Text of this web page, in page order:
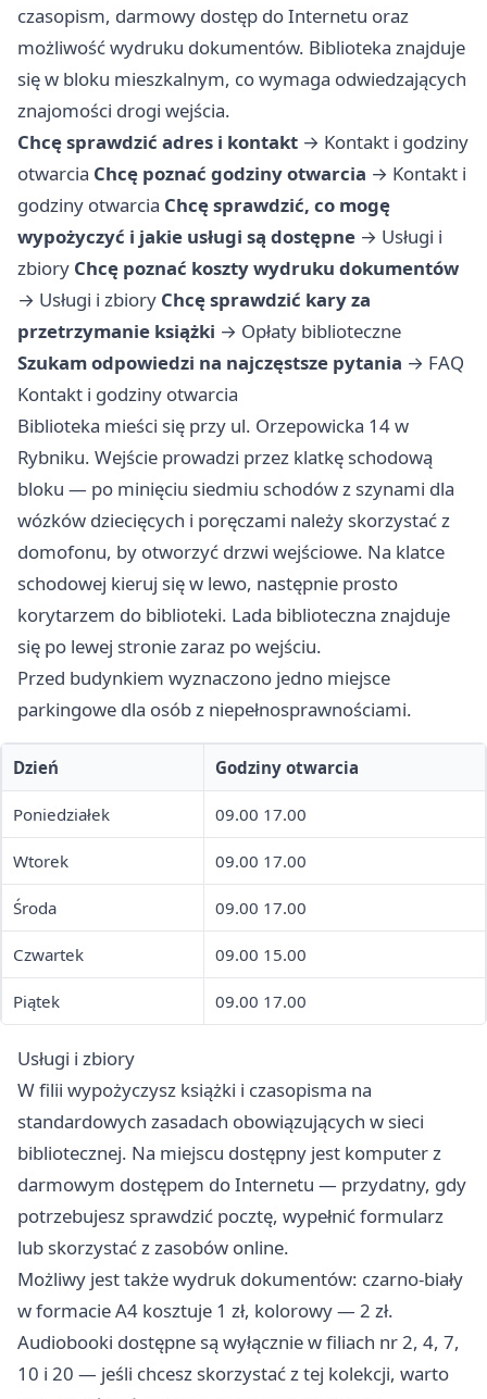
czasopism, darmowy dostęp do Internetu oraz
możliwość wydruku dokumentów. Biblioteka znajduje
się w bloku mieszkalnym, co wymaga odwiedzających
znajomości drogi wejścia.
Chcę sprawdzić adres i kontakt → Kontakt i godziny
otwarcia Chcę poznać godziny otwarcia → Kontakt i
godziny otwarcia Chcę sprawdzić, co mogę
wypożyczyć i jakie usługi są dostępne → Usługi i
zbiory Chcę poznać koszty wydruku dokumentów
→ Usługi i zbiory Chcę sprawdzić kary za
przetrzymanie książki → Opłaty biblioteczne
Szukam odpowiedzi na najczęstsze pytania → FAQ
Kontakt i godziny otwarcia
Biblioteka mieści się przy ul. Orzepowicka 14 w
Rybniku. Wejście prowadzi przez klatkę schodową
bloku — po minięciu siedmiu schodów z szynami dla
wózków dziecięcych i poręczami należy skorzystać z
domofonu, by otworzyć drzwi wejściowe. Na klatce
schodowej kieruj się w lewo, następnie prosto
korytarzem do biblioteki. Lada biblioteczna znajduje
się po lewej stronie zaraz po wejściu.
Przed budynkiem wyznaczono jedno miejsce
parkingowe dla osób z niepełnosprawnościami.
Dzień Godziny otwarcia
Poniedziałek 09.00 17.00
Wtorek 09.00 17.00
Środa 09.00 17.00
Czwartek 09.00 15.00
Piątek 09.00 17.00
Usługi i zbiory
W filii wypożyczysz książki i czasopisma na
standardowych zasadach obowiązujących w sieci
bibliotecznej. Na miejscu dostępny jest komputer z
darmowym dostępem do Internetu — przydatny, gdy
potrzebujesz sprawdzić pocztę, wypełnić formularz
lub skorzystać z zasobów online.
Możliwy jest także wydruk dokumentów: czarno-biały
w formacie A4 kosztuje 1 zł, kolorowy — 2 zł.
Audiobooki dostępne są wyłącznie w filiach nr 2, 4, 7,
10 i 20 — jeśli chcesz skorzystać z tej kolekcji, warto